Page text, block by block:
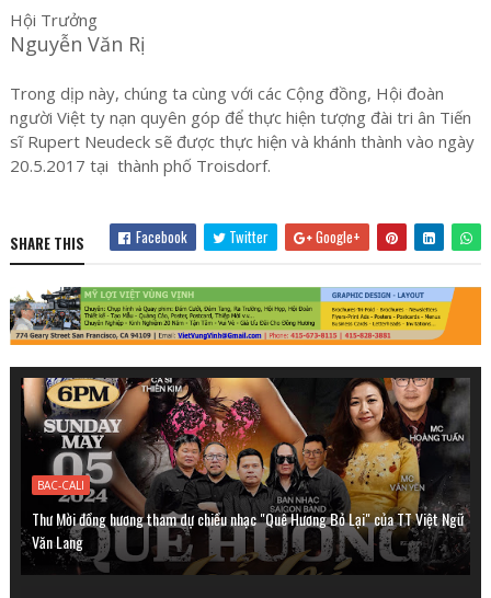
Hội Trưởng
Nguyễn Văn Rị
Trong dịp này, chúng ta cùng với các Cộng đồng, Hội đoàn
người Việt ty nạn quyên góp để thực hiện tượng đài tri ân Tiến
sĩ Rupert Neudeck sẽ được thực hiện và khánh thành vào ngày
20.5.2017 tại thành phố Troisdorf.
SHARE THIS Facebook Twitter Google+
BAC-CALI
Thư Mời đồng hương tham dự chiều nhạc "Quê Hương Bỏ Lại" của TT Việt Ngữ
Văn Lang